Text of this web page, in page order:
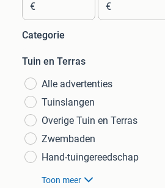
€ €
Categorie
Tuin en Terras
Alle advertenties
Tuinslangen
Overige Tuin en Terras
Zwembaden
Hand-tuingereedschap
Toon meer